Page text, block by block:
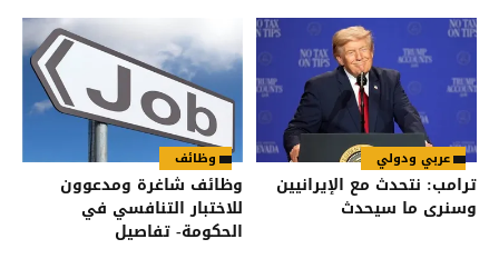
عربي ودولي
ترامب: نتحدث مع الإيرانيين
وسنرى ما سيحدث
وظائف
وظائف شاغرة ومدعوون
للاختبار التنافسي في
الحكومة- تفاصيل